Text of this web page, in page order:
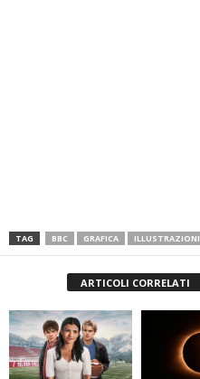
TAG BBC GRAFICA ILLUSTRAZIONI
ARTICOLI CORRELATI